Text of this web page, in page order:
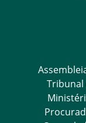
Tribunal